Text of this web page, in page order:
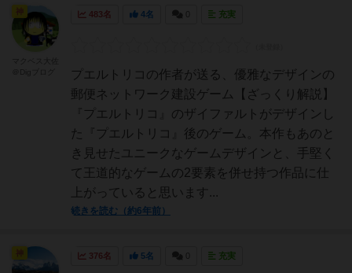
483名 4名 充実
プエルトリコの作者が送る、優雅なデザインの
郵便ネットワーク建設ゲーム【ざっくり解説】
『プエルトリコ』のザイファルトがデザインし
た『プエルトリコ』後のゲーム。本作もあのと
き見せたユニークなゲームデザインと、手堅く
て王道的なゲームの2要素を併せ持つ作品に仕
上がっていると思います...
続きを読む（約6年前）
神
376名 5名 充実
神